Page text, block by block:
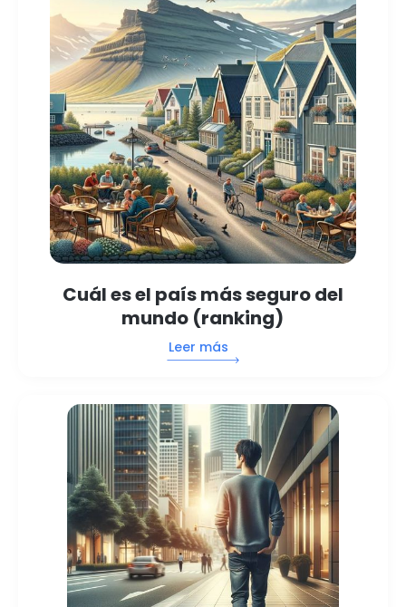
Cuál es el país más seguro del
mundo (ranking)
Leer más